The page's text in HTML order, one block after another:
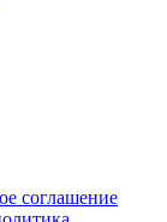
соглашение